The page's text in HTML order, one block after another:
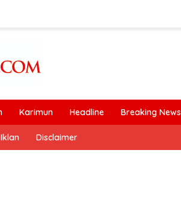
Karimun Headline Breaking News
Disclaimer